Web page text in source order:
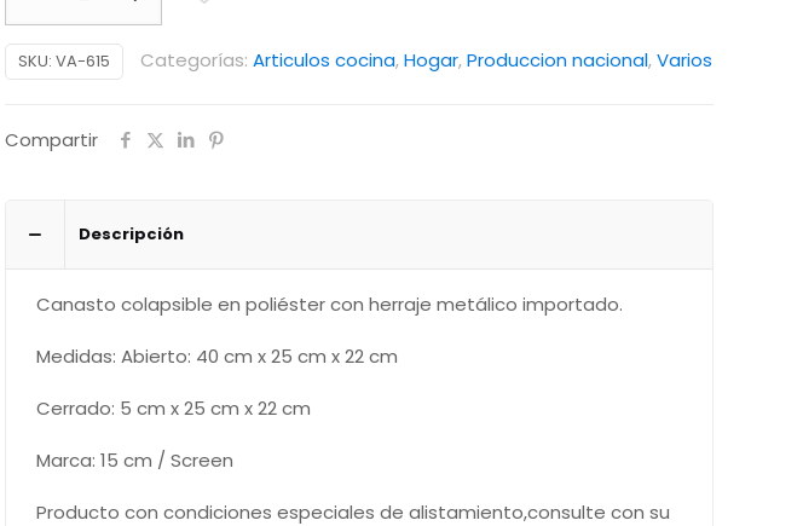
Picnic
-
Nacional
SKU: VA-615 Categorías: Articulos cocina,Hogar,Produccion nacional,Varios
Compartir
Descripción
Canasto colapsible en poliéster con herraje metálico importado.
Medidas: Abierto: 40 cm x 25 cm x 22 cm
Cerrado: 5 cm x 25 cm x 22 cm
Marca: 15 cm / Screen
Producto con condiciones especiales de alistamiento,consulte con su